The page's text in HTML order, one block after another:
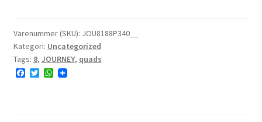
20J
4PR
E#
antal
Varenummer (SKU): JOU8188P340__
Kategori: Uncategorized
Tags: 8, JOURNEY, quads
F
T
W